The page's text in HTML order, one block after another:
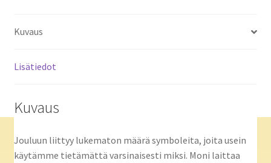
Kuvaus
Lisätiedot
Kuvaus
Jouluun liittyy lukematon määrä symboleita, joita usein
käytämme tietämättä varsinaisesti miksi. Moni laittaa